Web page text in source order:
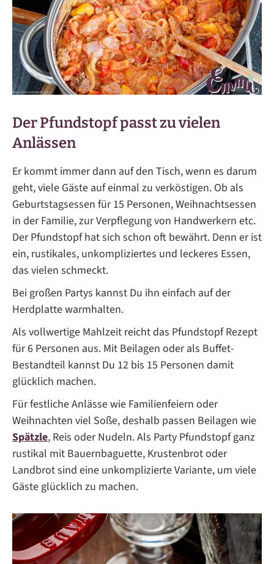
Der Pfundstopf passt zu vielen
Anlässen
Er kommt immer dann auf den Tisch, wenn es darum
geht, viele Gäste auf einmal zu verköstigen. Ob als
Geburtstagsessen für 15 Personen, Weihnachtsessen
in der Familie, zur Verpflegung von Handwerkern etc.
Der Pfundstopf hat sich schon oft bewährt. Denn er ist
ein, rustikales, unkompliziertes und leckeres Essen,
das vielen schmeckt.
Bei großen Partys kannst Du ihn einfach auf der
Herdplatte warmhalten.
Als vollwertige Mahlzeit reicht das Pfundstopf Rezept
für 6 Personen aus. Mit Beilagen oder als Buffet-
Bestandteil kannst Du 12 bis 15 Personen damit
glücklich machen.
Für festliche Anlässe wie Familienfeiern oder
Weihnachten viel Soße, deshalb passen Beilagen wie
Spätzle, Reis oder Nudeln. Als Party Pfundstopf ganz
rustikal mit Bauernbaguette, Krustenbrot oder
Landbrot sind eine unkomplizierte Variante, um viele
Gäste glücklich zu machen.